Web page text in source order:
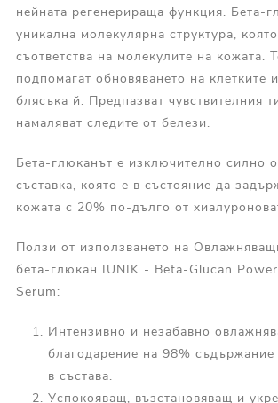
нейната регенерираща функция. Бета-
уникална молекулярна структура,
съответства на молекулите на кожата.
подпомагат обновяването на клетките
блясъка й. Предпазват чувствителния
намаляват следите от белези.
Бета-глюканът е изключително силно
съставка, която е в състояние да
кожата с 20% по-дълго от
Ползи от използването на
бета-глюкан IUNIK - Beta-Glucan
Serum:
Интензивно и незабавно
благодарение на 98%
в състава.
Успокояващ, възстановяващ и